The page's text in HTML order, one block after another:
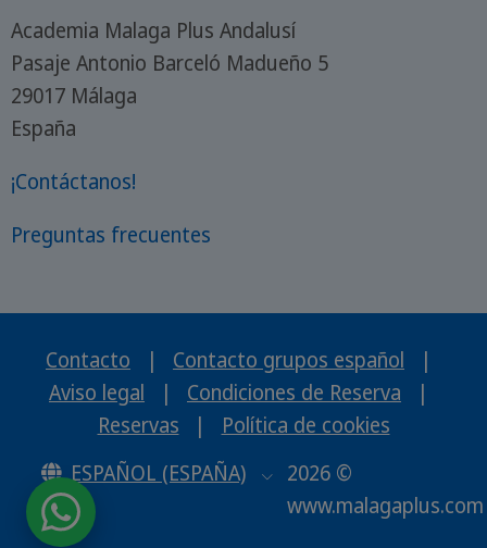
Academia Malaga Plus Andalusí
Pasaje Antonio Barceló Madueño 5
29017 Málaga
España
¡Contáctanos!
Preguntas frecuentes
Contacto | Contacto grupos español
|
Aviso legal
| Condiciones de Reserva
|
Reservas
|
Política de cookies
ESPAÑOL (ESPAÑA)
2026 ©
www.malagaplus.com